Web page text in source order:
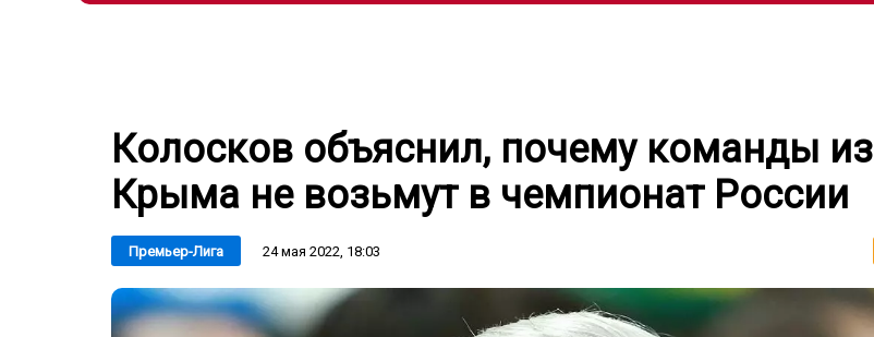
Колосков объяснил, почему команды из
Крыма не возьмут в чемпионат России
Премьер-Лига 24 мая 2022, 18:03